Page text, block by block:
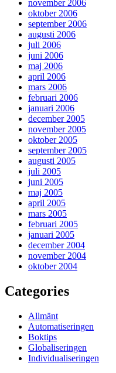
november 2006
oktober 2006
september 2006
augusti 2006
juli 2006
juni 2006
maj 2006
april 2006
mars 2006
februari 2006
januari 2006
december 2005
november 2005
oktober 2005
september 2005
augusti 2005
juli 2005
juni 2005
maj 2005
april 2005
mars 2005
februari 2005
januari 2005
december 2004
november 2004
oktober 2004
Categories
Allmänt
Automatiseringen
Boktips
Globaliseringen
Individualiseringen